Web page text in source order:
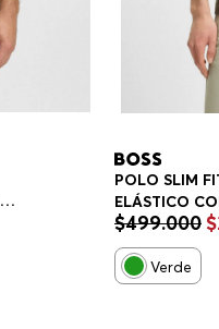
POLO SLIM
ELÁSTICO
POLO SLIM
$499.000 $
Verde